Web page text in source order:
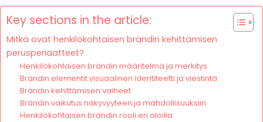
Key sections in the article:
Mitkä ovat henkilökohtaisen brändin kehittämisen
perusperiaatteet?
Henkilökohtaisen brändin määritelmä ja merkitys
Brändin elementit visuaalinen identiteetti ja viestintä
Brändin kehittämisen vaiheet
Brändin vaikutus näkyvyyteen ja mahdollisuuksiin
Henkilökohtaisen brändin rooli eri aloilla